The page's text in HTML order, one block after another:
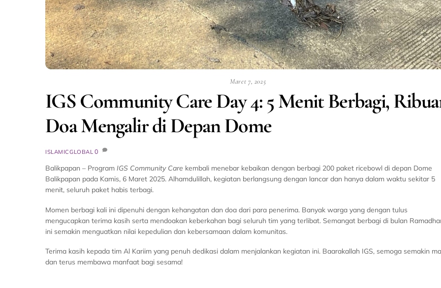
Maret 7, 2025
IGS Community Care Day 4: 5 Menit Berbagi,
Doa Mengalir di Depan Dome
ISLAMICGLOBAL 0
Balikpapan – Program IGS Community Care kembali menebar kebaikan dengan berbagi 200 paket ricebowl di depan Dome
Balikpapan pada Kamis, 6 Maret 2025. Alhamdulillah, kegiatan berlangsung dengan lancar dan hanya dalam waktu sekitar 5
menit, seluruh paket habis terbagi.
Momen berbagi kali ini dipenuhi dengan kehangatan dan doa dari para penerima. Banyak warga yang dengan tulus
mengucapkan terima kasih serta mendoakan keberkahan bagi seluruh tim yang terlibat. Semangat berbagi di bulan
ini semakin menguatkan nilai kepedulian dan kebersamaan dalam komunitas.
Terima kasih kepada tim Al Kariim yang penuh dedikasi dalam menjalankan kegiatan ini. Baarakallah IGS, semoga semakin
dan terus membawa manfaat bagi sesama!